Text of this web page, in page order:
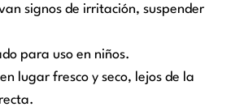
signos de irritación, suspender
para uso en niños.
lugar fresco y seco, lejos de la